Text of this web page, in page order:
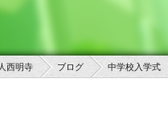
西明寺 ブログ 中学校入学式